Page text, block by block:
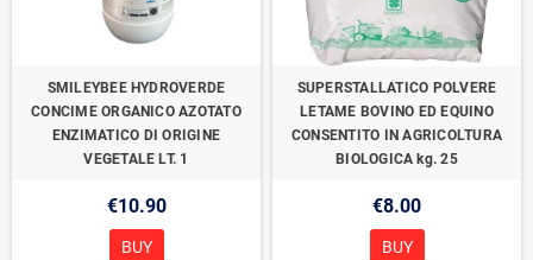
SMILEYBEE HYDROVERDE
CONCIME ORGANICO AZOTATO
ENZIMATICO DI ORIGINE
VEGETALE LT. 1
€10.90
BUY
SUPERSTALLATICO POLVERE
LETAME BOVINO ED EQUINO
CONSENTITO IN AGRICOLTURA
BIOLOGICA kg. 25
€8.00
BUY